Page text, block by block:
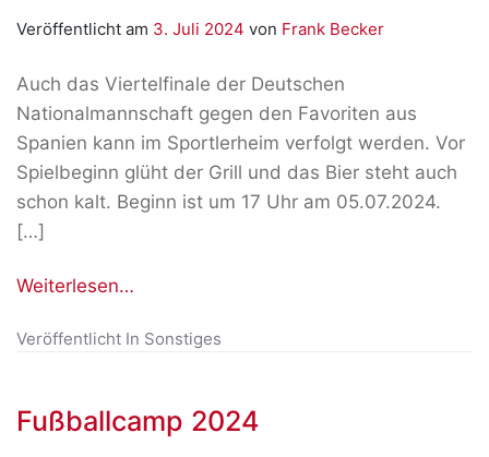
Veröffentlicht am 3. Juli 2024 von Frank Becker
Auch das Viertelfinale der Deutschen
Nationalmannschaft gegen den Favoriten aus
Spanien kann im Sportlerheim verfolgt werden. Vor
Spielbeginn glüht der Grill und das Bier steht auch
schon kalt. Beginn ist um 17 Uhr am 05.07.2024.
[…]
Weiterlesen…
Veröffentlicht In Sonstiges
Fußballcamp 2024